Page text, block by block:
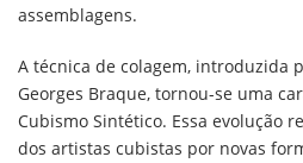
assemblagens.
A técnica de colagem, introduzida
Georges Braque, tornou-se uma
Cubismo Sintético. Essa evolução
dos artistas cubistas por novas